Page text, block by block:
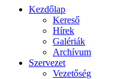
Kezdőlap
Kereső
Hírek
Galériák
Archívum
Szervezet
Vezetőség